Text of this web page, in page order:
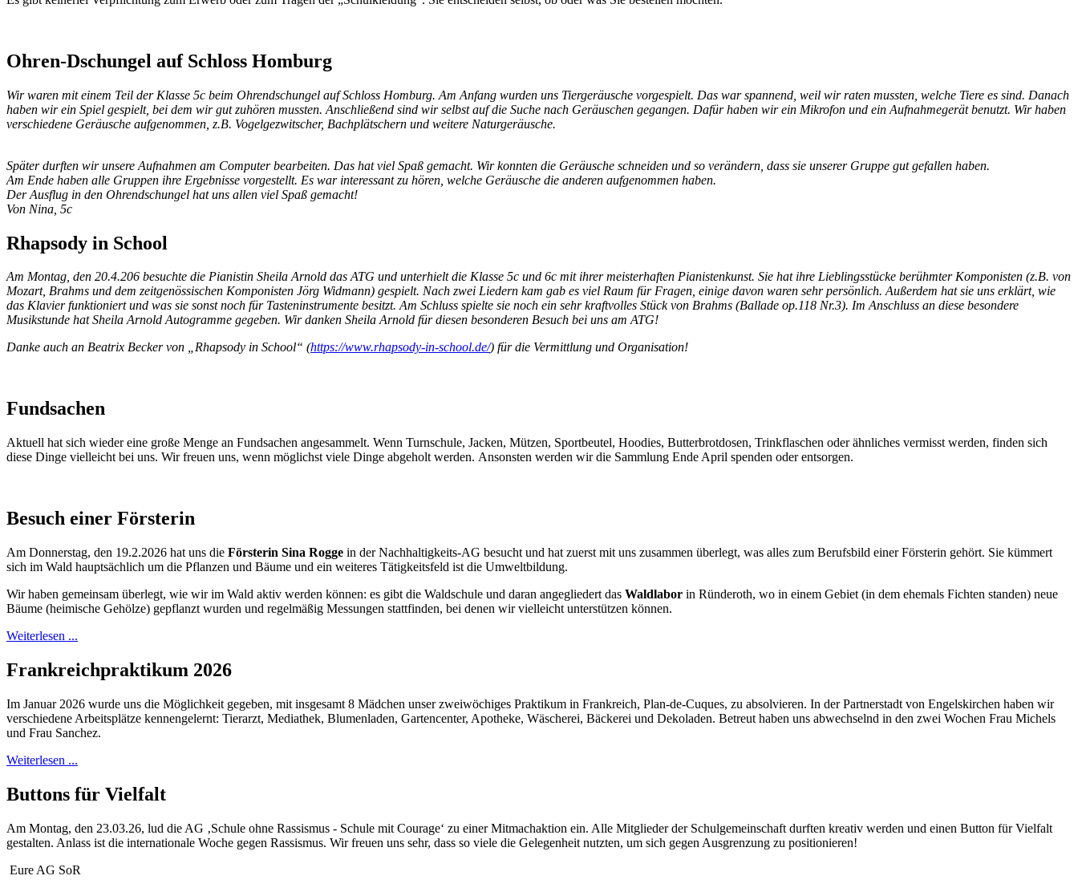
Ohren-Dschungel auf Schloss Homburg
Wir waren mit einem Teil der Klasse 5c beim Ohrendschungel auf Schloss Homburg. Am Anfang wurden uns Tiergeräusche vorgespielt. Das war spannend, weil wir raten mussten, welche Tiere es sind. Danach
haben wir ein Spiel gespielt, bei dem wir gut zuhören mussten. Anschließend sind wir selbst auf die Suche nach Geräuschen gegangen. Dafür haben wir ein Mikrofon und ein Aufnahmegerät benutzt. Wir haben
verschiedene Geräusche aufgenommen, z.B. Vogelgezwitscher, Bachplätschern und weitere Naturgeräusche.
Später durften wir unsere Aufnahmen am Computer bearbeiten. Das hat viel Spaß gemacht. Wir konnten die Geräusche schneiden und so verändern, dass sie unserer Gruppe gut gefallen haben.
Am Ende haben alle Gruppen ihre Ergebnisse vorgestellt. Es war interessant zu hören, welche Geräusche die anderen aufgenommen haben.
Der Ausflug in den Ohrendschungel hat uns allen viel Spaß gemacht!
Von Nina, 5c
Rhapsody in School
Am Montag, den 20.4.206 besuchte die Pianistin Sheila Arnold das ATG und unterhielt die Klasse 5c und 6c mit ihrer meisterhaften Pianistenkunst. Sie hat ihre Lieblingsstücke berühmter Komponisten (z.B. von
Mozart, Brahms und dem zeitgenössischen Komponisten Jörg Widmann) gespielt. Nach zwei Liedern kam gab es viel Raum für Fragen, einige davon waren sehr persönlich. Außerdem hat sie uns erklärt, wie
das Klavier funktioniert und was sie sonst noch für Tasteninstrumente besitzt. Am Schluss spielte sie noch ein sehr kraftvolles Stück von Brahms (Ballade op.118 Nr.3). Im Anschluss an diese besondere
Musikstunde hat Sheila Arnold Autogramme gegeben. Wir danken Sheila Arnold für diesen besonderen Besuch bei uns am ATG!
Danke auch an Beatrix Becker von „Rhapsody in School“ (https://www.rhapsody-in-school.de/) für die Vermittlung und Organisation!
Fundsachen
Aktuell hat sich wieder eine große Menge an Fundsachen angesammelt. Wenn Turnschule, Jacken, Mützen, Sportbeutel, Hoodies, Butterbrotdosen, Trinkflaschen oder ähnliches vermisst werden, finden sich
diese Dinge vielleicht bei uns. Wir freuen uns, wenn möglichst viele Dinge abgeholt werden. Ansonsten werden wir die Sammlung Ende April spenden oder entsorgen.
Besuch einer Försterin
Am Donnerstag, den 19.2.2026 hat uns die Försterin Sina Rogge in der Nachhaltigkeits-AG besucht und hat zuerst mit uns zusammen überlegt, was alles zum Berufsbild einer Försterin gehört. Sie kümmert
sich im Wald hauptsächlich um die Pflanzen und Bäume und ein weiteres Tätigkeitsfeld ist die Umweltbildung.
Wir haben gemeinsam überlegt, wie wir im Wald aktiv werden können: es gibt die Waldschule und daran angegliedert das Waldlabor in Ründeroth, wo in einem Gebiet (in dem ehemals Fichten standen) neue
Bäume (heimische Gehölze) gepflanzt wurden und regelmäßig Messungen stattfinden, bei denen wir vielleicht unterstützen können.
Weiterlesen ...
Frankreichpraktikum 2026
Im Januar 2026 wurde uns die Möglichkeit gegeben, mit insgesamt 8 Mädchen unser zweiwöchiges Praktikum in Frankreich, Plan-de-Cuques, zu absolvieren. In der Partnerstadt von Engelskirchen haben wir
verschiedene Arbeitsplätze kennengelernt: Tierarzt, Mediathek, Blumenladen, Gartencenter, Apotheke, Wäscherei, Bäckerei und Dekoladen. Betreut haben uns abwechselnd in den zwei Wochen Frau Michels
und Frau Sanchez.
Weiterlesen ...
Buttons für Vielfalt
Am Montag, den 23.03.26, lud die AG ‚Schule ohne Rassismus - Schule mit Courage‘ zu einer Mitmachaktion ein. Alle Mitglieder der Schulgemeinschaft durften kreativ werden und einen Button für Vielfalt
gestalten. Anlass ist die internationale Woche gegen Rassismus. Wir freuen uns sehr, dass so viele die Gelegenheit nutzten, um sich gegen Ausgrenzung zu positionieren!
Eure AG SoR